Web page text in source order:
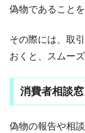
偽物であること
その際には、取
おくと、スムー
消費者相談
偽物の報告や相